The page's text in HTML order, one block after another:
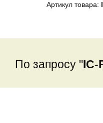
Артикул товара:
По запросу "IC-